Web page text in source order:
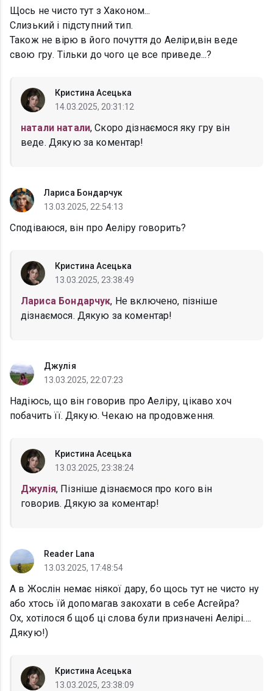
Щось не чисто тут з Хаконом...
Слизький і підступний тип.
Також не вірю в його почуття до Аеліри,він веде
свою гру. Тільки до чого це все приведе...?
Кристина Асецька
14.03.2025, 20:31:12
натали натали, Скоро дізнаємося яку гру він
веде. Дякую за коментар!
Лариса Бондарчук
13.03.2025, 22:54:13
Сподіваюся, він про Аеліру говорить?
Кристина Асецька
13.03.2025, 23:38:49
Лариса Бондарчук, Не включено, пізніше
дізнаємося. Дякую за коментар!
Джулія
13.03.2025, 22:07:23
Надіюсь, що він говорив про Аеліру, цікаво хоч
побачить її. Дякую. Чекаю на продовження.
Кристина Асецька
13.03.2025, 23:38:24
Джулія, Пізніше дізнаємося про кого він
говорив. Дякую за коментар!
Reader Lana
13.03.2025, 17:48:54
А в Жослін немає ніякої дару, бо щось тут не чисто ну
або хтось їй допомагав закохати в себе Асгейра?
Ох, хотілося б щоб ці слова були призначені Аелірі....
Дякую!)
Кристина Асецька
13.03.2025, 23:38:09